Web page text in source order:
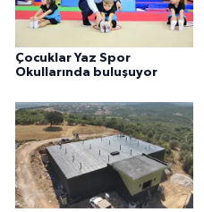
Çocuklar Yaz Spor
Okullarında buluşuyor